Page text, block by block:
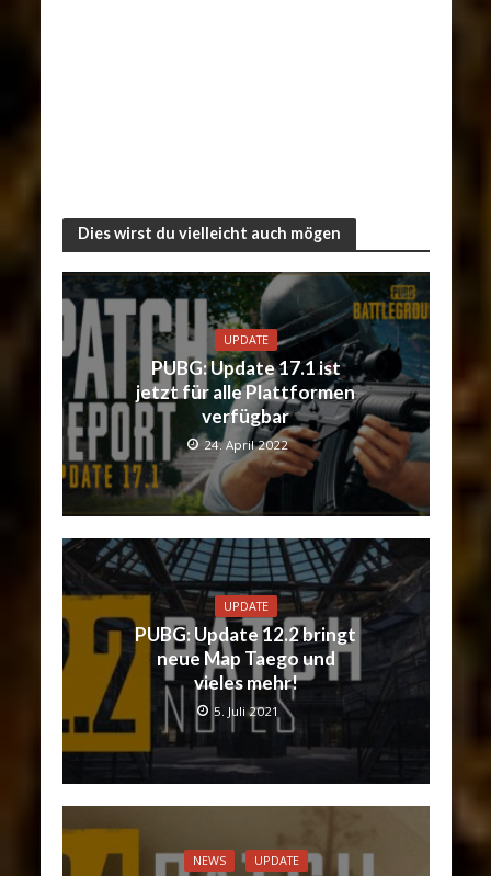
Dies wirst du vielleicht auch mögen
UPDATE
PUBG: Update 17.1 ist
jetzt für alle Plattformen
verfügbar
24. April 2022
UPDATE
PUBG: Update 12.2 bringt
neue Map Taego und
vieles mehr!
5. Juli 2021
NEWS UPDATE